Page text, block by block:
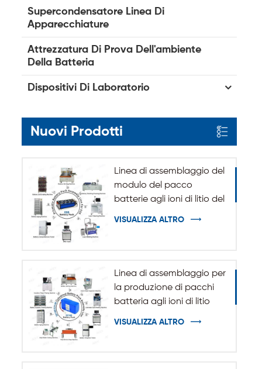
Supercondensatore Linea Di
Apparecchiature
Attrezzatura Di Prova Dell'ambiente
Della Batteria
Dispositivi Di Laboratorio
Nuovi Prodotti
Linea di assemblaggio del
modulo del pacco
batterie agli ioni di litio del
VISUALIZZA ALTRO
Linea di assemblaggio per
la produzione di pacchi
batteria agli ioni di litio
VISUALIZZA ALTRO